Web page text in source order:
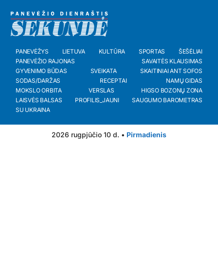
PANEVĖŽYS LIETUVA KULTŪRA SPORTAS
ŠEŠĖLIAI
PANEVĖŽIO RAJONAS
SAVAITĖS KLAUSIMAS
GYVENIMO BŪDAS
SVEIKATA
SKAITINIAI ANT SOFOS
SODAS/DARŽAS
RECEPTAI
NAMŲ GIDAS
MOKSLO ORBITA
VERSLAS
HIGSO BOZONŲ ZONA
LAISVĖS BALSAS
PROFILIS_JAUNI
SAUGUMO BAROMETRAS
SU UKRAINA
2026 rugpjūčio 10 d. • Pirmadienis